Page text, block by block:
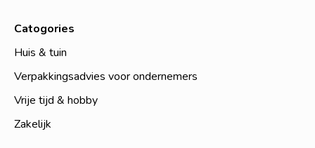
Catogories
Huis & tuin
Verpakkingsadvies voor ondernemers
Vrije tijd & hobby
Zakelijk